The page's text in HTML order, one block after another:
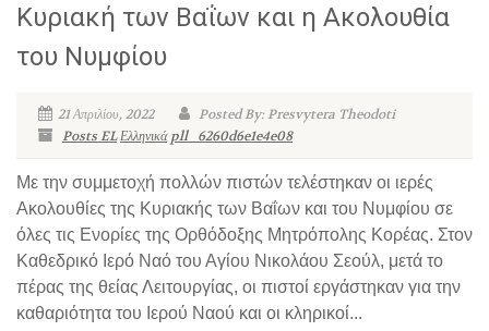
Κυριακή των Βαΐων και η Ακολουθία
του Νυμφίου
21 Απριλίου, 2022
Posted By: Presvytera Theodoti
Posts ELΕλληνικά pll_6260d6e1e4e08
Με την συμμετοχή πολλών πιστών τελέστηκαν οι ιερές
Ακολουθίες της Κυριακής των Βαΐων και του Νυμφίου σε
όλες τις Ενορίες της Ορθόδοξης Μητρόπολης Κορέας. Στον
Καθεδρικό Ιερό Ναό του Αγίου Νικολάου Σεούλ, μετά το
πέρας της θείας Λειτουργίας, οι πιστοί εργάστηκαν για την
καθαριότητα του Ιερού Ναού και οι κληρικοί...